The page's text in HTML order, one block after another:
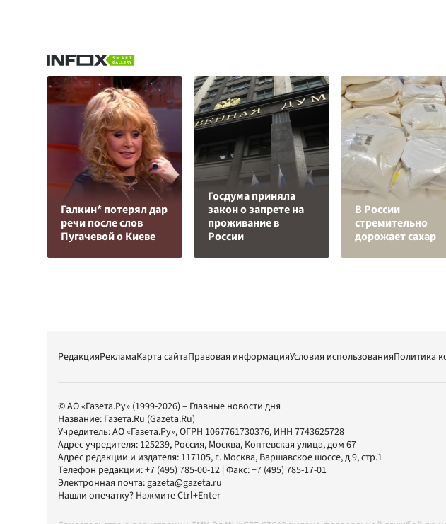
Галкин* потерял дар
речи после слов
Пугачевой о Киеве
Госдума приняла
закон о запрете на
проживание в
России
В России
стремительно
дорожает сахар
РедакцияРекламаКарта сайтаПравовая информацияУсловия использованияПолитика
© АО «Газета.Ру» (1999-2026) – Главные новости дня
Название: Газета.Ru (Gazeta.Ru)
Учредитель:АО «Газета.Ру», ОГРН 1067761730376, ИНН 7743625728
Адрес учредителя: 125239, Россия, Москва, Коптевская улица, дом 67
Адрес редакции и издателя: 117105, г. Москва, Варшавское шоссе, д.9, стр.1
Телефон редакции:+7 (495) 785-00-12 | Факс:+7 (495) 785-17-01
Электронная почта:gazeta@gazeta.ru
Нашли опечатку? Нажмите Ctrl+Enter